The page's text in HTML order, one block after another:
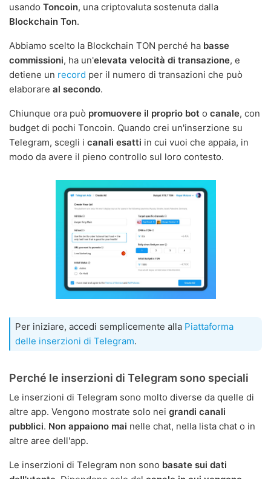
usando Toncoin, una criptovaluta sostenuta dalla
Blockchain Ton.
Abbiamo scelto la Blockchain TON perché ha basse
commissioni, ha un'elevata velocità di transazione, e
detiene un record per il numero di transazioni che può
elaborare al secondo.
Chiunque ora può promuovere il proprio bot o canale, con
budget di pochi Toncoin. Quando crei un'inserzione su
Telegram, scegli i canali esatti in cui vuoi che appaia, in
modo da avere il pieno controllo sul loro contesto.
Per iniziare, accedi semplicemente alla Piattaforma
delle inserzioni di Telegram.
Perché le inserzioni di Telegram sono speciali
Le inserzioni di Telegram sono molto diverse da quelle di
altre app. Vengono mostrate solo nei grandi canali
pubblici. Non appaiono mai nelle chat, nella lista chat o in
altre aree dell'app.
Le inserzioni di Telegram non sono basate sui dati